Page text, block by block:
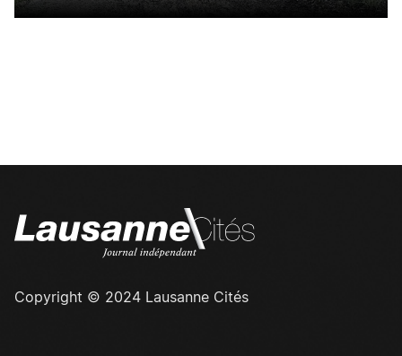
Copyright © 2024 Lausanne Cités